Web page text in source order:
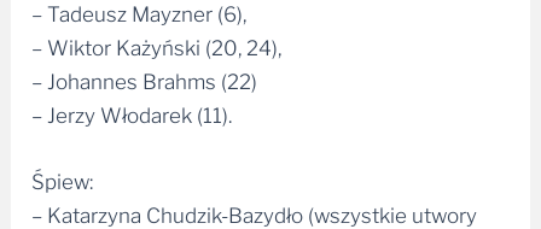
– Tadeusz Mayzner (6),
– Wiktor Każyński (20, 24),
– Johannes Brahms (22)
– Jerzy Włodarek (11).
Śpiew:
– Katarzyna Chudzik-Bazydło (wszystkie utwory